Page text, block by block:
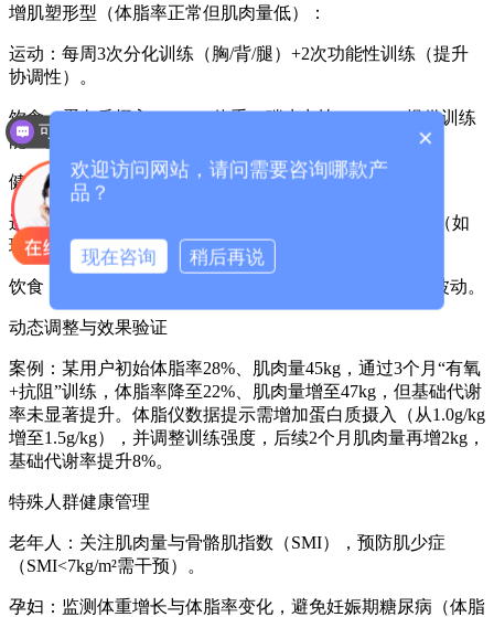
增肌塑形型（体脂率正常但肌肉量低）：
运动：每周3次分化训练（胸/背/腿）+2次功能性训练（提升
协调性）。
饮食：蛋白质摄入≥1.6g/kg体重，碳水占比50%-60%提供训练
能量。
健康维持型（体脂率与肌肉量均达标）：
运动：每周3次混合训练（有氧+抗阻）+1次柔韧性训练（如
瑜伽）。
饮食：均衡摄入宏量营养素，定期通过体脂仪监测数据波动。
动态调整与效果验证
案例：某用户初始体脂率28%、肌肉量45kg，通过3个月“有氧
+抗阻”训练，体脂率降至22%、肌肉量增至47kg，但基础代谢
率未显著提升。体脂仪数据提示需增加蛋白质摄入（从1.0g/kg
增至1.5g/kg），并调整训练强度，后续2个月肌肉量再增2kg，
基础代谢率提升8%。
特殊人群健康管理
老年人：关注肌肉量与骨骼肌指数（SMI），预防肌少症
（SMI<7kg/m²需干预）。
孕妇：监测体重增长与体脂率变化，避免妊娠期糖尿病（体脂
×
欢迎访问网站，请问需要咨询哪款产
品？
现在咨询 稍后再说